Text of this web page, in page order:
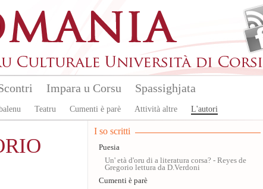
Teatru Cumenti è parè Attività altre L'autori
Impara u Corsu Spassighjata
I so scritti
Puesia
Un' età d'oru di a literatura corsa? - Reyes de
Gregorio lettura da D.Verdoni
Cumenti è parè